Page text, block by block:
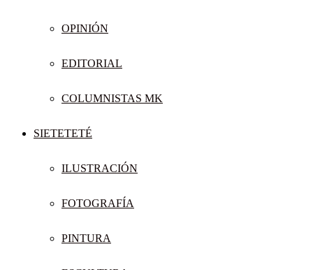
OPINIÓN
EDITORIAL
COLUMNISTAS MK
SIETETETÉ
ILUSTRACIÓN
FOTOGRAFÍA
PINTURA